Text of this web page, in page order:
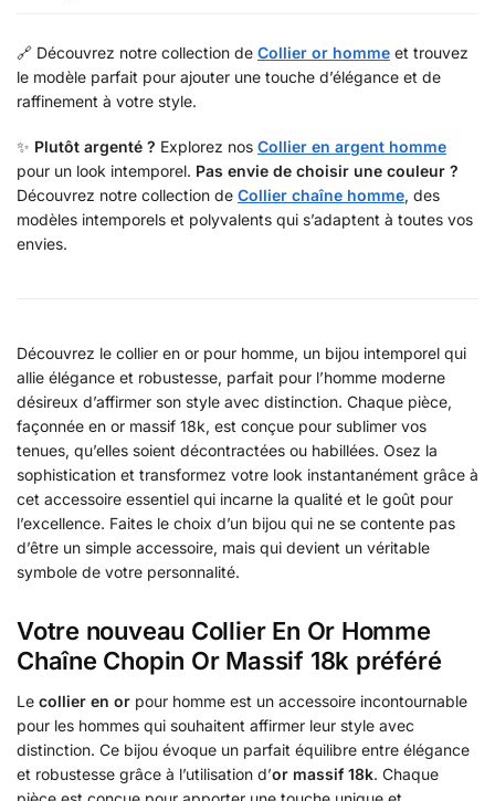
🔗 Découvrez notre collection de Collier or homme et trouvez
le modèle parfait pour ajouter une touche d’élégance et de
raffinement à votre style.
✨ Plutôt argenté ? Explorez nos Collier en argent homme
pour un look intemporel. Pas envie de choisir une couleur ?
Découvrez notre collection de Collier chaîne homme, des
modèles intemporels et polyvalents qui s’adaptent à toutes vos
envies.
Découvrez le collier en or pour homme, un bijou intemporel qui
allie élégance et robustesse, parfait pour l’homme moderne
désireux d’affirmer son style avec distinction. Chaque pièce,
façonnée en or massif 18k, est conçue pour sublimer vos
tenues, qu’elles soient décontractées ou habillées. Osez la
sophistication et transformez votre look instantanément grâce à
cet accessoire essentiel qui incarne la qualité et le goût pour
l’excellence. Faites le choix d’un bijou qui ne se contente pas
d’être un simple accessoire, mais qui devient un véritable
symbole de votre personnalité.
Votre nouveau Collier En Or Homme
Chaîne Chopin Or Massif 18k préféré
Le collier en or pour homme est un accessoire incontournable
pour les hommes qui souhaitent affirmer leur style avec
distinction. Ce bijou évoque un parfait équilibre entre élégance
et robustesse grâce à l’utilisation d’or massif 18k. Chaque